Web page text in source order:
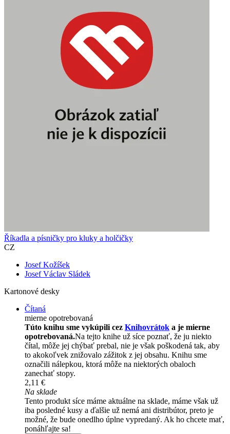
Říkadla a písničky pro kluky a holčičky
CZ
Josef Kožíšek
Josef Václav Sládek
Kartonové desky
Čítaná
mierne opotrebovaná
Túto knihu sme vykúpili cez Knihovrátok a je mierne
opotrebovaná.Na tejto knihe už síce poznať, že ju niekto
čítal, môže jej chýbať prebal, nie je však poškodená tak, aby
to akokoľvek znižovalo zážitok z jej obsahu. Knihu sme
označili nálepkou, ktorá môže na niektorých obaloch
zanechať stopy.
2,11 €
Na sklade
Tento produkt síce máme aktuálne na sklade, máme však už
iba posledné kusy a ďalšie už nemá ani distribútor, preto je
možné, že bude onedlho úplne vypredaný. Ak ho chcete mať,
ponáhľajte sa!